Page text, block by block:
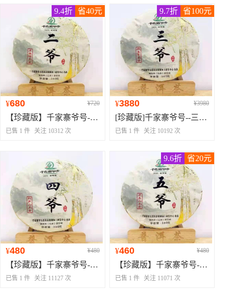
9.4折 省40元
¥680 ¥720
【珍藏版】千家寨爷号--二爷--老海塘茶
已售 1 件 关注 10312 次
9.7折 省100元
¥3880 ¥3980
[珍藏版]千家寨爷号--三爷--砍盆箐茶(预售）
已售 1 件 关注 10192 次
¥480 ¥480
【珍藏版】千家寨爷号--四爷--打笋山茶
已售 1 件 关注 11127 次
9.6折 省20元
¥460 ¥480
【珍藏版】千家寨爷号--五爷--老乌山茶
已售 1 件 关注 11071 次